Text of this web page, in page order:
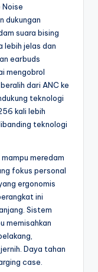
Noise
dukungan
suara bising
lebih jelas dan
earbuds
mengobrol
dari ANC ke
teknologi
kali lebih
teknologi
meredam
fokus personal
ergonomis
ini
Sistem
memisahkan
Daya tahan
case.